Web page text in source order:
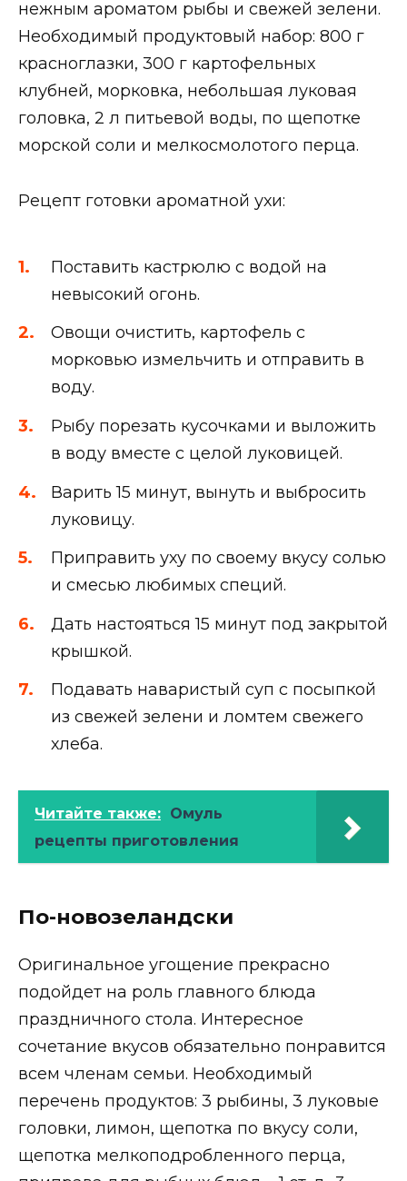
нежным ароматом рыбы и свежей зелени.
Необходимый продуктовый набор: 800 г
красноглазки, 300 г картофельных
клубней, морковка, небольшая луковая
головка, 2 л питьевой воды, по щепотке
морской соли и мелкосмолотого перца.
Рецепт готовки ароматной ухи:
Поставить кастрюлю с водой на
невысокий огонь.
Овощи очистить, картофель с
морковью измельчить и отправить в
воду.
Рыбу порезать кусочками и выложить
в воду вместе с целой луковицей.
Варить 15 минут, вынуть и выбросить
луковицу.
Приправить уху по своему вкусу солью
и смесью любимых специй.
Дать настояться 15 минут под закрытой
крышкой.
Подавать наваристый суп с посыпкой
из свежей зелени и ломтем свежего
хлеба.
Читайте также: Омуль
рецепты приготовления
По-новозеландски
Оригинальное угощение прекрасно
подойдет на роль главного блюда
праздничного стола. Интересное
сочетание вкусов обязательно понравится
всем членам семьи. Необходимый
перечень продуктов: 3 рыбины, 3 луковые
головки, лимон, щепотка по вкусу соли,
щепотка мелкоподробленного перца,